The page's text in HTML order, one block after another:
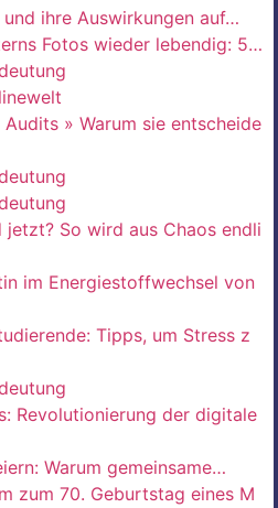
ihre Auswirkungen auf…
Fotos wieder lebendig: 5…
» Warum sie entscheide
jetzt? So wird aus Chaos endli
im Energiestoffwechsel von
Tipps, um Stress z
Revolutionierung der digitale
Warum gemeinsame…
zum 70. Geburtstag eines M